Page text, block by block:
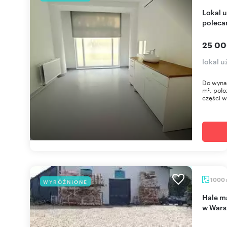
Lokal usługowy 160 m² z recepcją i gabinetami -
25
lokal
Do
m²,
części
WYRÓŻNIONE 1000
Hale magazynowe 1000 m² z biurem i parkingiem
w